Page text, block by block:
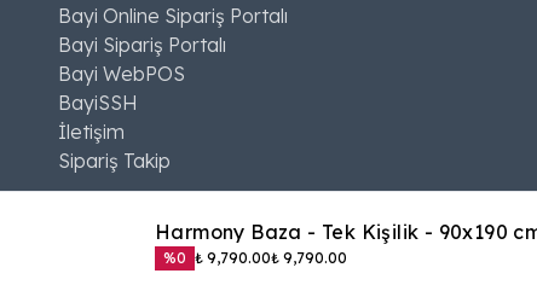
Harmony Baza - Tek Kişilik - 90x190
%0 ₺ 9,790.00₺ 9,790.00
Bayi Online Sipariş Portalı
Bayi Sipariş Portalı
Bayi WebPOS
BayiSSH
İletişim
Sipariş Takip